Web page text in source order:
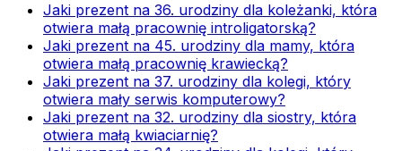
Jaki prezent na 36. urodziny dla koleżanki, która
otwiera małą pracownię introligatorską?
Jaki prezent na 45. urodziny dla mamy, która
otwiera małą pracownię krawiecką?
Jaki prezent na 37. urodziny dla kolegi, który
otwiera mały serwis komputerowy?
Jaki prezent na 32. urodziny dla siostry, która
otwiera małą kwiaciarnię?